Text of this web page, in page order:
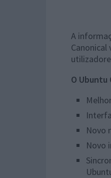
A
Canonical
O Ubuntu
Novo
Novo